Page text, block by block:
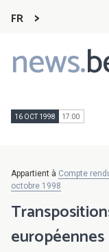
FR
news.
Main
navigation
16 OCT 1998 17:00
Appartient à Compte
octobre 1998
européennes